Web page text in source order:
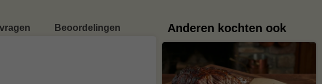
Beoordelingen Anderen kochten ook